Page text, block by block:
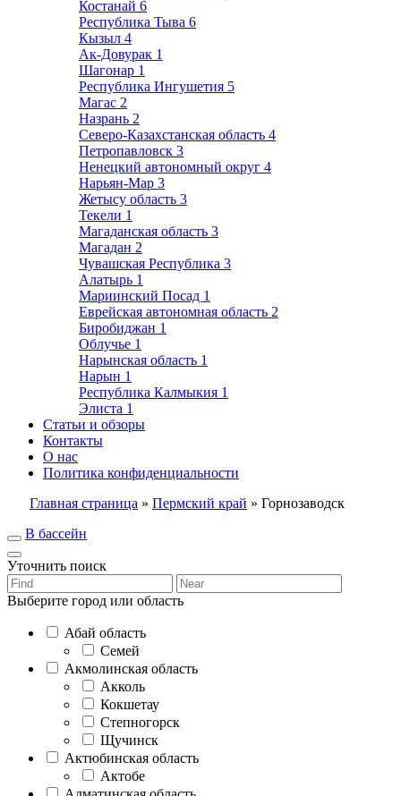
Костанай 6
Республика Тыва 6
Кызыл 4
Ак-Довурак 1
Шагонар 1
Республика Ингушетия 5
Магас 2
Назрань 2
Северо-Казахстанская область 4
Петропавловск 3
Ненецкий автономный округ 4
Нарьян-Мар 3
Жетысу область 3
Текели 1
Магаданская область 3
Магадан 2
Чувашская Республика 3
Алатырь 1
Мариинский Посад 1
Еврейская автономная область 2
Биробиджан 1
Облучье 1
Нарынская область 1
Нарын 1
Республика Калмыкия 1
Элиста 1
Статьи и обзоры
Контакты
О нас
Политика конфиденциальности
Главная страница » Пермский край » Горнозаводск
В бассейн
Уточнить поиск
Выберите город или область
Абай область
Семей
Акмолинская область
Акколь
Кокшетау
Степногорск
Щучинск
Актюбинская область
Актобе